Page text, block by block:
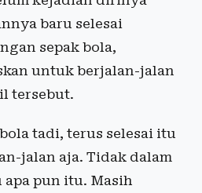
baru selesai
sepak bola,
untuk berjalan-jalan
tersebut.
tadi, terus selesai itu
jalan aja. Tidak dalam
pun itu. Masih